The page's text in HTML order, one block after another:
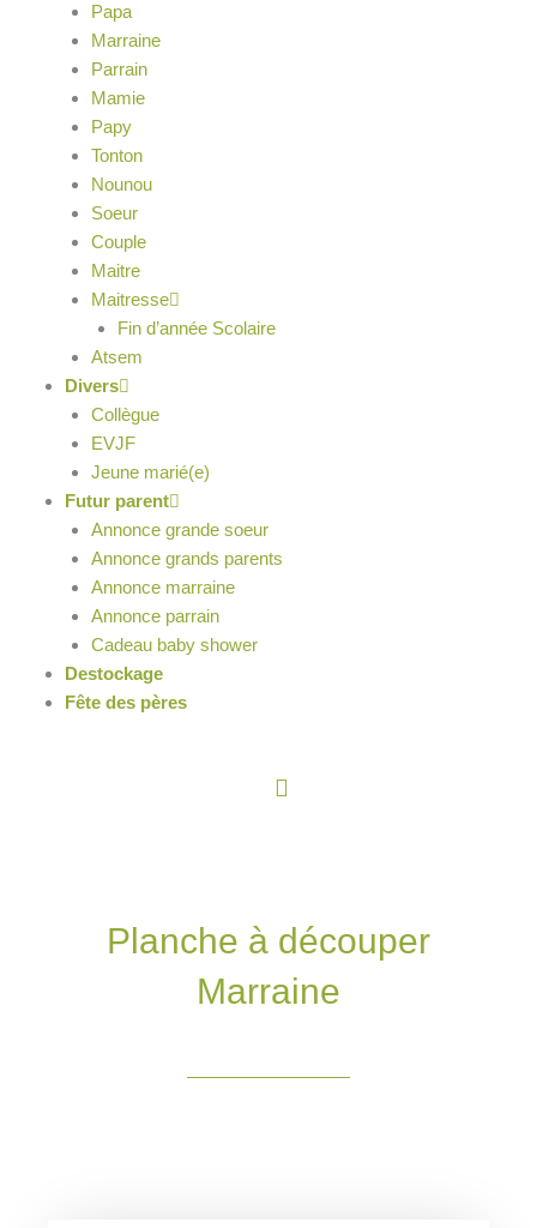
Papa
Marraine
Parrain
Mamie
Papy
Tonton
Nounou
Soeur
Couple
Maitre
Maitresse
Fin d’année Scolaire
Atsem
Divers
Collègue
EVJF
Jeune marié(e)
Futur parent
Annonce grande soeur
Annonce grands parents
Annonce marraine
Annonce parrain
Cadeau baby shower
Destockage
Fête des pères
Panier
Planche à découper
Marraine